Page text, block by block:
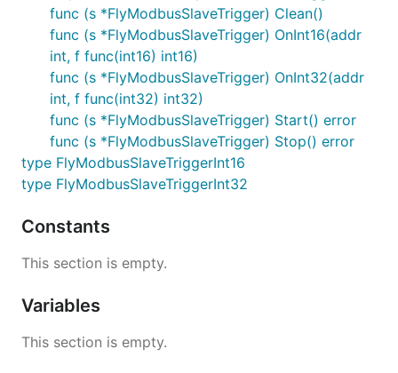
func (s *FlyModbusSlaveTrigger) Clean()
func (s *FlyModbusSlaveTrigger) OnInt16(addr
int, f func(int16) int16)
func (s *FlyModbusSlaveTrigger) OnInt32(addr
int, f func(int32) int32)
func (s *FlyModbusSlaveTrigger) Start() error
func (s *FlyModbusSlaveTrigger) Stop() error
type FlyModbusSlaveTriggerInt16
type FlyModbusSlaveTriggerInt32
Constants
This section is empty.
Variables
This section is empty.